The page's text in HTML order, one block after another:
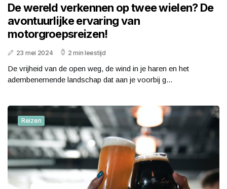
De wereld verkennen op twee wielen? De
avontuurlijke ervaring van
motorgroepsreizen!
23 mei 2024 2 min leestijd
De vrijheid van de open weg, de wind in je haren en het
adembenemende landschap dat aan je voorbij g...
Reizen